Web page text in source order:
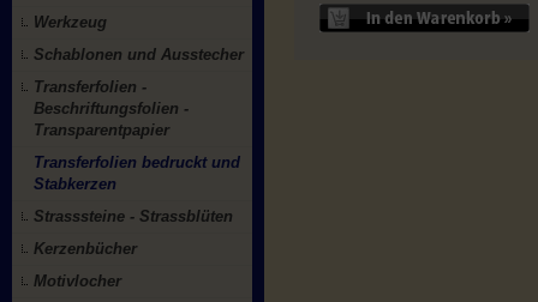
Werkzeug
Schablonen und Ausstecher
Transferfolien -
Beschriftungsfolien -
Transparentpapier
Transferfolien bedruckt und
Stabkerzen
Strasssteine - Strassblüten
Kerzenbücher
Motivlocher